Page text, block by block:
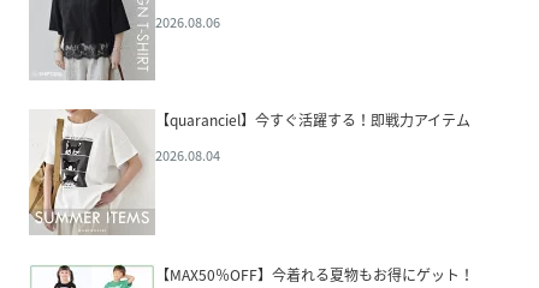
2026.08.06
【quaranciel】今すぐ活躍する！即戦力アイテム
2026.08.04
【MAX50％OFF】今着れる夏物もお得にゲット！